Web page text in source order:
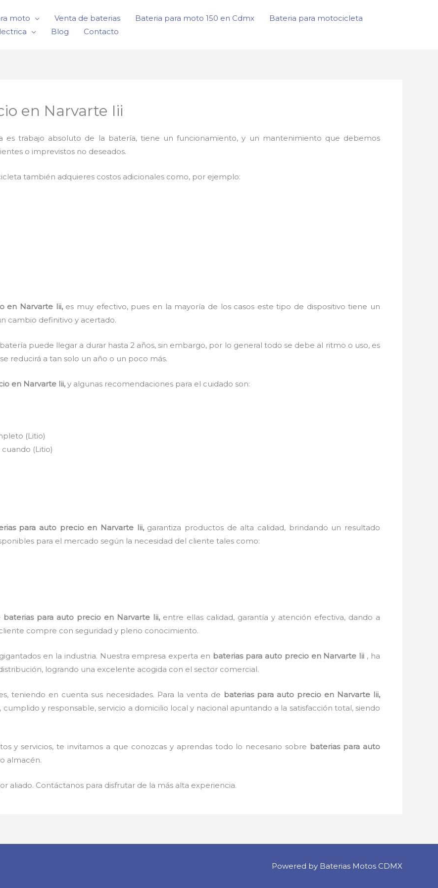
moto Venta de baterias Bateria para moto 150 en Cdmx
Bateria para motocicleta
Blog Contacto
en Narvarte Iii
es trabajo absoluto de la batería, tiene un funcionamiento, y un mantenimiento que debemos
o imprevistos no deseados.
también adquieres costos adicionales como, por ejemplo:
en Narvarte Iii, es muy efectivo, pues en la mayoría de los casos este tipo de dispositivo tiene un
cambio definitivo y acertado.
puede llegar a durar hasta 2 años, sin embargo, por lo general todo se debe al ritmo o uso, es
reducirá a tan solo un año o un poco más.
en Narvarte Iii, y algunas recomendaciones para el cuidado son:
(Litio)
(Litio)
para auto precioen Narvarte Iii, garantiza productos de alta calidad, brindando un resultado
para el mercado según la necesidad del cliente tales como:
baterias para auto precio en Narvarte Iii, entre ellas calidad, garantía y atención efectiva, dando a
compre con seguridad y pleno conocimiento.
en la industria. Nuestra empresa experta en baterias para auto precioen Narvarte Iii , ha
logrando una excelente acogida con el sector comercial.
teniendo en cuenta sus necesidades. Para la venta de baterias para auto precio en Narvarte Iii,
y responsable, servicio a domicilio local y nacional apuntando a la satisfacción total, siendo
y servicios, te invitamos a que conozcas y aprendas todo lo necesario sobre baterias para auto
almacén.
aliado. Contáctanos para disfrutar de la más alta experiencia.
Powered by Baterias Motos CDMX